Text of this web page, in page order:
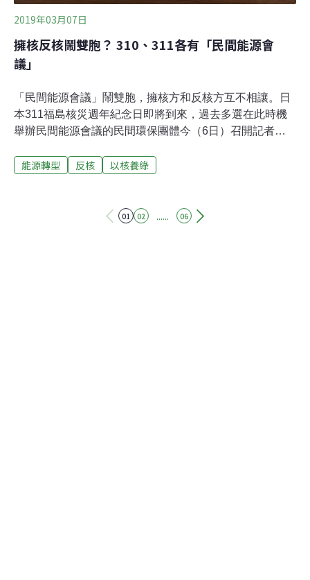
鴻，再加上高度參與馬政府執政時代的幾位
2019年03月07日
擁核反核鬧雙胞？ 310、311各有「民間能源會
議」
「民間能源會議」鬧雙胞，擁核方和反核方互不相讓。日
本311福島核災週年紀念日即將到來，過去多選在此時機
舉辦民間能源會議的民間環保團體今（6日）召開記者
議，是「山寨版」。台灣環境保護聯盟、綠色公民行動聯
金會與長風基金會將在3月10日於張榮發基金會召開
能源轉型 反核 以核養綠
01 02 ...... 06